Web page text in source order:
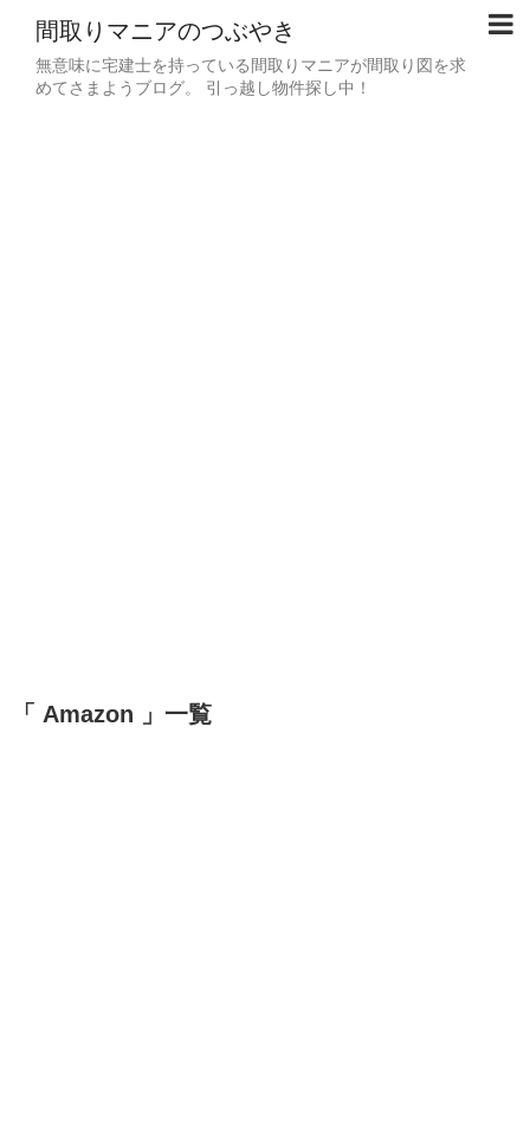
間取りマニアのつぶやき
無意味に宅建士を持っている間取りマニアが間取り図を求
めてさまようブログ。 引っ越し物件探し中！
「 Amazon 」一覧